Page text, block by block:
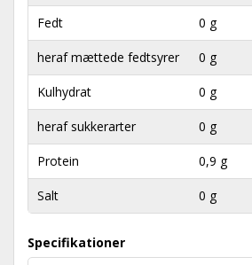
Fedt 0 g
heraf mættede fedtsyrer 0 g
Kulhydrat 0 g
heraf sukkerarter 0 g
Protein 0,9 g
Salt 0 g
Specifikationer